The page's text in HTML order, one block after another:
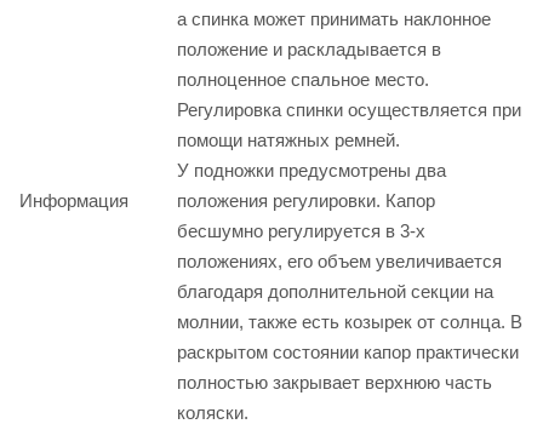
Информация
а спинка может принимать наклонное
положение и раскладывается в
полноценное спальное место.
Регулировка спинки осуществляется при
помощи натяжных ремней.
У подножки предусмотрены два
положения регулировки. Капор
бесшумно регулируется в 3-х
положениях, его объем увеличивается
благодаря дополнительной секции на
молнии, также есть козырек от солнца. В
раскрытом состоянии капор практически
полностью закрывает верхнюю часть
коляски.